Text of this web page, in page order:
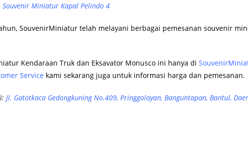
Souvenir Miniatur Kapal Pelindo 4
SouvenirMiniatur telah melayani berbagai pemesanan souvenir
Kendaraan Truk dan Eksavator Monusco ini hanya di
Service kami sekarang juga untuk informasi harga dan pemesanan.
Jl. Gatotkaca Gedongkuning No.409, Pringgolayan, Banguntapan, Bantul,